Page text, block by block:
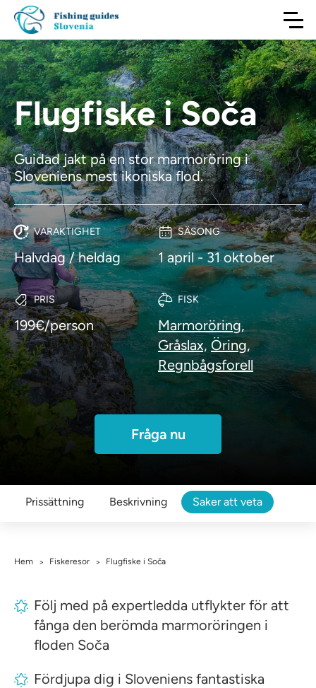
Flugfiske i Soča
Guidad jakt på en stor marmoröring i
Sloveniens mest ikoniska flod.
VARAKTIGHET
Halvdag / heldag
SÄSONG
1 april - 31 oktober
PRIS
199€/person
FISK
Marmoröring,
Gråslax, Öring,
Regnbågsforell
Fråga nu
Prissättning Beskrivning Saker att veta
Hem > Fiskeresor > Flugfiske i Soča
Följ med på expertledda utflykter för att
fånga den berömda marmoröringen i
floden Soča
Fördjupa dig i Sloveniens fantastiska